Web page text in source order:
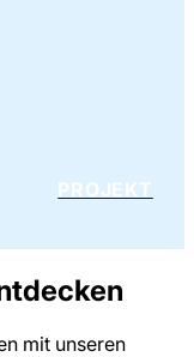
PROJEKT
mit unseren